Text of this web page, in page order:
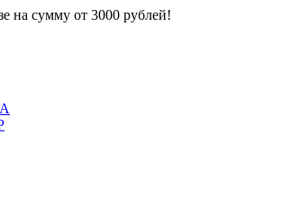
на сумму от 3000 рублей!